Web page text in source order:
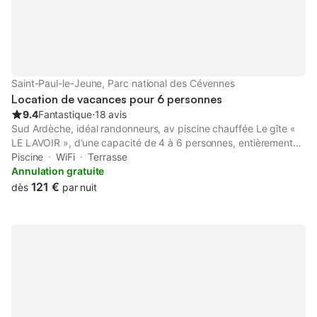
Saint-Paul-le-Jeune, Parc national des Cévennes
Location de vacances pour 6 personnes
9.4Fantastique⋅18 avis
Sud Ardèche, idéal randonneurs, av piscine chauffée Le gîte «
LE LAVOIR », d’une capacité de 4 à 6 personnes, entièrement
refait à neuf, tout en conservant le charme de la pierre de cette
maison ardéchoise, vous offre toutes les commodités pour vous
installer confortablement lors de votre séjour .Situé en Sud
Piscine WiFi
Terrasse
Annulation gratuite
dès 121 € par nuit